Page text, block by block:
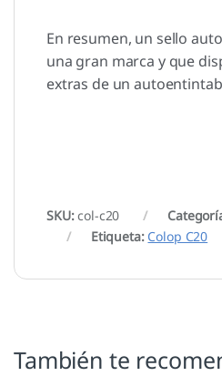
En resumen, un sello
una gran marca y que
extras de un
SKU:col-c20
Etiqueta: Colop C20
También te